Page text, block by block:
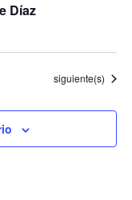
Díaz
Eventos
siguiente(s)